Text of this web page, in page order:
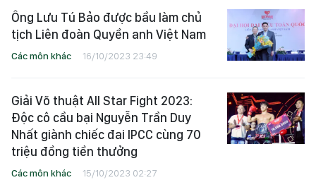
Ông Lưu Tú Bảo được bầu làm chủ
tịch Liên đoàn Quyền anh Việt Nam
Các môn khác 16/10/2023 23:49
Giải Võ thuật All Star Fight 2023:
Độc cô cầu bại Nguyễn Trần Duy
Nhất giành chiếc đai IPCC cùng 70
triệu đồng tiền thưởng
Các môn khác 15/10/2023 02:27